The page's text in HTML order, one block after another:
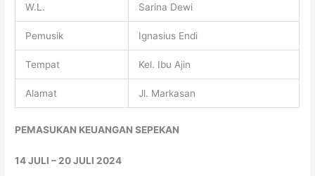
W.L. Sarina Dewi
Pemusik Ignasius Endi
Tempat Kel. Ibu Ajin
Alamat Jl. Markasan
PEMASUKAN KEUANGAN SEPEKAN
14 JULI – 20 JULI 2024